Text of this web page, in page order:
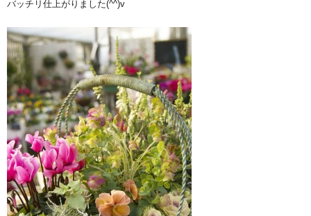
バッチリ仕上がりました(^^)v